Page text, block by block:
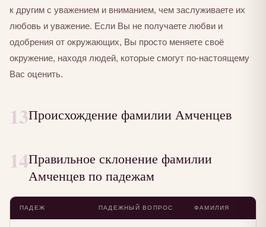
к другим с уважением и вниманием, чем заслуживаете их
любовь и уважение. Если Вы не получаете любви и
одобрения от окружающих, Вы просто меняете своё
окружение, находя людей, которые смогут по-настоящему
Вас оценить.
13Происхождение фамилии Амченцев
14Правильное склонение фамилии
Амченцев по падежам
ПАДЕЖ ПАДЕЖНЫЙ ВОПРОС ФАМИЛИЯ